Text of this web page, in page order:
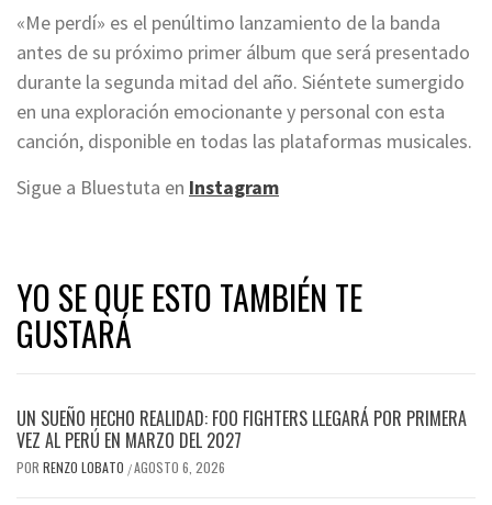
«Me perdí» es el penúltimo lanzamiento de la banda
antes de su próximo primer álbum que será presentado
durante la segunda mitad del año. Siéntete sumergido
en una exploración emocionante y personal con esta
canción, disponible en todas las plataformas musicales.
Sigue a Bluestuta en Instagram
YO SE QUE ESTO TAMBIÉN TE
GUSTARÁ
UN SUEÑO HECHO REALIDAD: FOO FIGHTERS LLEGARÁ POR PRIMERA
VEZ AL PERÚ EN MARZO DEL 2027
POR RENZO LOBATO /AGOSTO 6, 2026